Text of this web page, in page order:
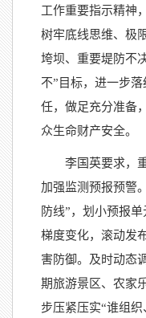
工作重要指示精神
树牢底线思维、极
垮坝、重要堤防不
不”目标，进一步
任，做足充分准备
众生命财产安全。
李国英要求，
加强监测预报预警
防线”，划小预报
梯度变化，滚动发
害防御。及时动态
期旅游景区、农家
步压紧压实“谁组